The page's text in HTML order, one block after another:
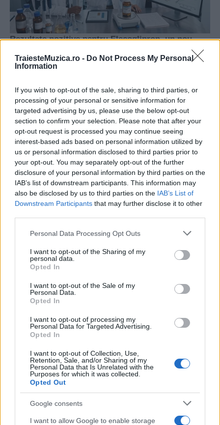
TraiesteMuzica.ro - Do Not Process My Personal
Information
If you wish to opt-out of the sale, sharing to third parties, or
processing of your personal or sensitive information for
targeted advertising by us, please use the below opt-out
section to confirm your selection. Please note that after your
opt-out request is processed you may continue seeing
interest-based ads based on personal information utilized by
us or personal information disclosed to third parties prior to
your opt-out. You may separately opt-out of the further
disclosure of your personal information by third parties on the
IAB’s list of downstream participants. This information may
also be disclosed by us to third parties on the IAB’s List of
Downstream Participants that may further disclose it to other
Please note that this website/app uses one or more Google
not limited to your visit or usage behaviour. You may click to
grant or deny consent to Google and its third-party tags to
use your data for below specified purposes in below Google
consent section.
Personal Data Processing Opt Outs
I want to opt-out of the Sharing of my
personal data.
Opted In
I want to opt-out of the Sale of my
Personal Data.
Opted In
I want to opt-out of processing my
Personal Data for Targeted Advertising.
Opted In
I want to opt-out of Collection, Use,
Retention, Sale, and/or Sharing of my
Personal Data that Is Unrelated with the
Purposes for which it was collected.
Opted Out
Google consents
I want to allow Google to enable storage